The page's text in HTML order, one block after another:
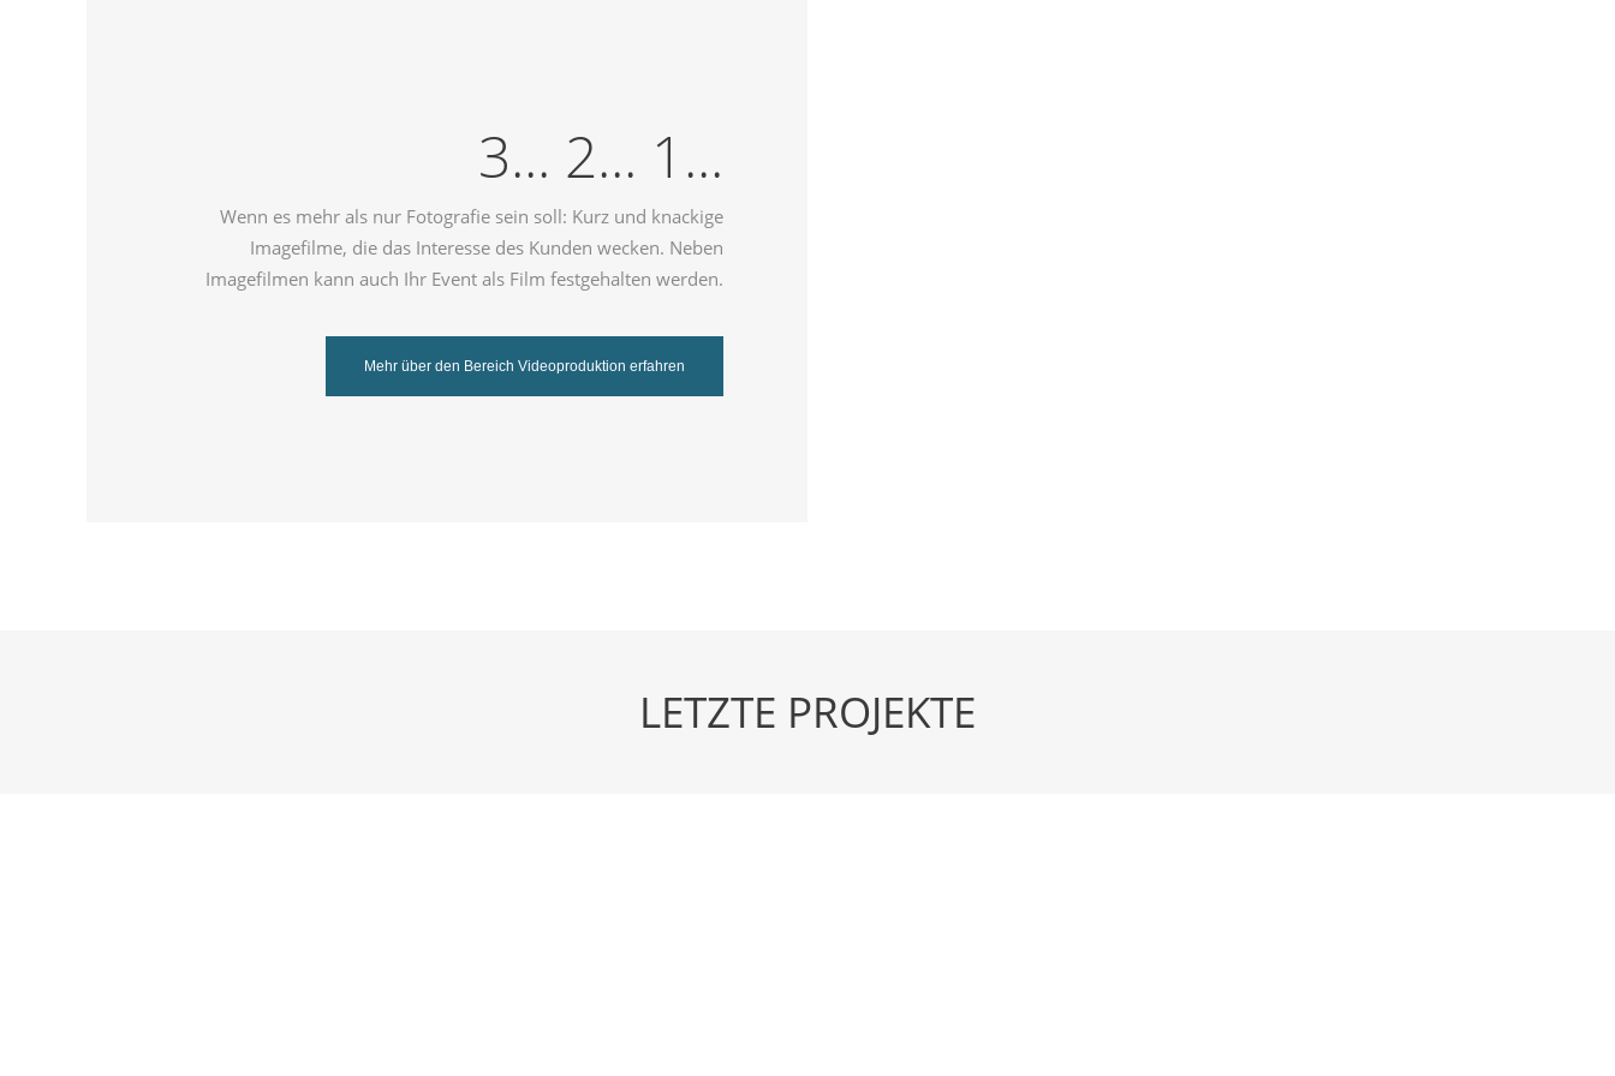
3... 2... 1...
Wenn es mehr als nur Fotografie sein soll: Kurz und knackige
Imagefilme, die das Interesse des Kunden wecken. Neben
Imagefilmen kann auch Ihr Event als Film festgehalten werden.
Mehr über den Bereich Videoproduktion erfahren
LETZTE PROJEKTE